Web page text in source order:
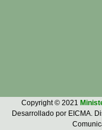
Copyright © 2021
Desarrollado por EICMA.